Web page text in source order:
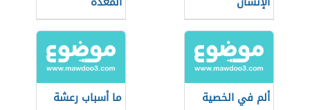
ألم في الخصية
ما أسباب رعشة